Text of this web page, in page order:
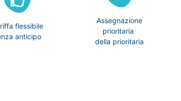
flessibile
anticipo
Assegnazione
prioritaria
della prioritaria